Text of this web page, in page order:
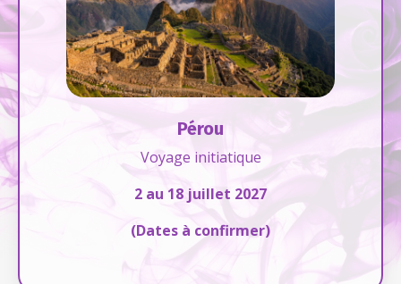
Pérou
Voyage initiatique
2 au 18 juillet 2027
(Dates à confirmer)